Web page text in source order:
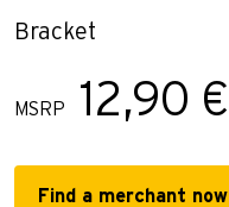
Bracket
MSRP 12,90 €
Find a merchant now